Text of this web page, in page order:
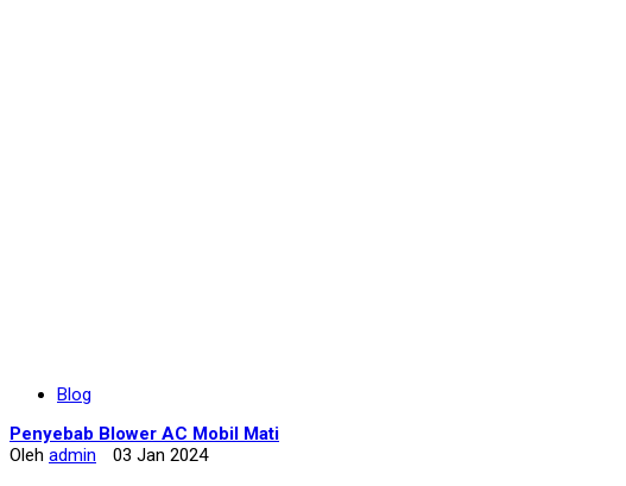
Blog
Penyebab Blower AC Mobil Mati
Oleh admin 03 Jan 2024